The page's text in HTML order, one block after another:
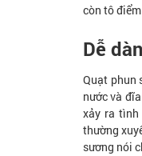
còn tô
Dễ
Quạt phun
nước và
xảy ra tình
thường
sương nói